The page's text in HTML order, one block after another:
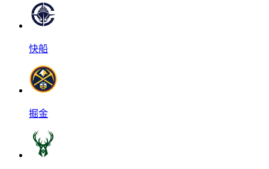
快船
掘金